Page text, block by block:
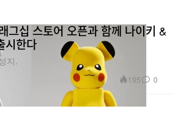
그십 스토어 오픈과 함께 나이키 &
시한다
지.
195 0